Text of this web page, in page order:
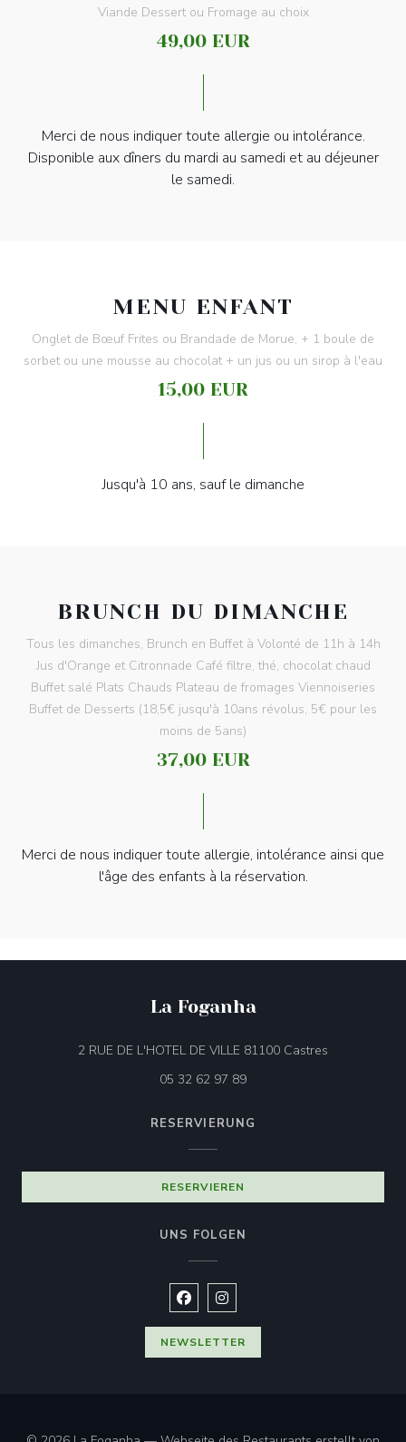
Viande Dessert ou Fromage au choix
49,00 EUR
Merci de nous indiquer toute allergie ou intolérance.
Disponible aux dîners du mardi au samedi et au déjeuner
le samedi.
MENU ENFANT
Onglet de Bœuf Frites ou Brandade de Morue, + 1 boule de
sorbet ou une mousse au chocolat + un jus ou un sirop à l'eau
15,00 EUR
Jusqu'à 10 ans, sauf le dimanche
BRUNCH DU DIMANCHE
Tous les dimanches, Brunch en Buffet à Volonté de 11h à 14h
Jus d'Orange et Citronnade Café filtre, thé, chocolat chaud
Buffet salé Plats Chauds Plateau de fromages Viennoiseries
Buffet de Desserts (18,5€ jusqu'à 10ans révolus, 5€ pour les
moins de 5ans)
37,00 EUR
Merci de nous indiquer toute allergie, intolérance ainsi que
l'âge des enfants à la réservation.
La Foganha
2 RUE DE L'HOTEL DE VILLE 81100 Castres
05 32 62 97 89
RESERVIERUNG
RESERVIEREN
UNS FOLGEN
Facebook ((öffnet ein neues
Instagram ((öffnet ein neues
NEWSLETTER